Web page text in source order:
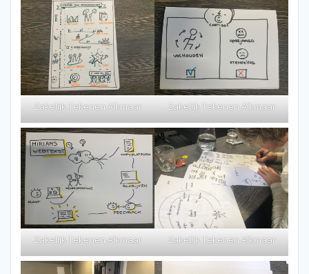
Zakelijk Tekenen Alkmaar Zakelijk Tekenen Alkmaar
Zakelijk Tekenen Alkmaar Zakelijk Tekenen Alkmaar